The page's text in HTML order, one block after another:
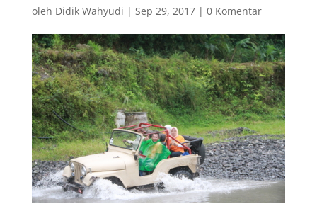
oleh Didik Wahyudi | Sep 29, 2017| 0 Komentar